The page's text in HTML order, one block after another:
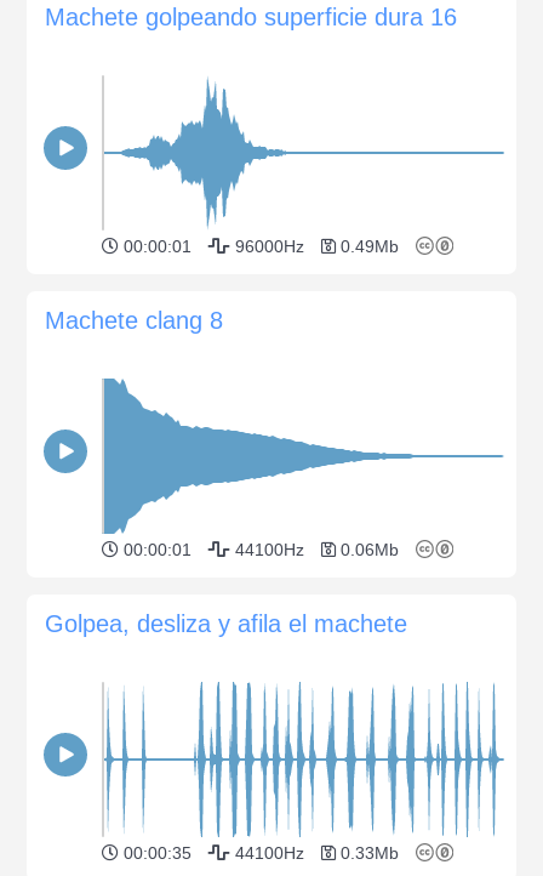
Machete golpeando superficie dura 16
00:00:01 96000Hz 0.49Mb
Machete clang 8
00:00:01 44100Hz 0.06Mb
Golpea, desliza y afila el machete
00:00:35 44100Hz 0.33Mb